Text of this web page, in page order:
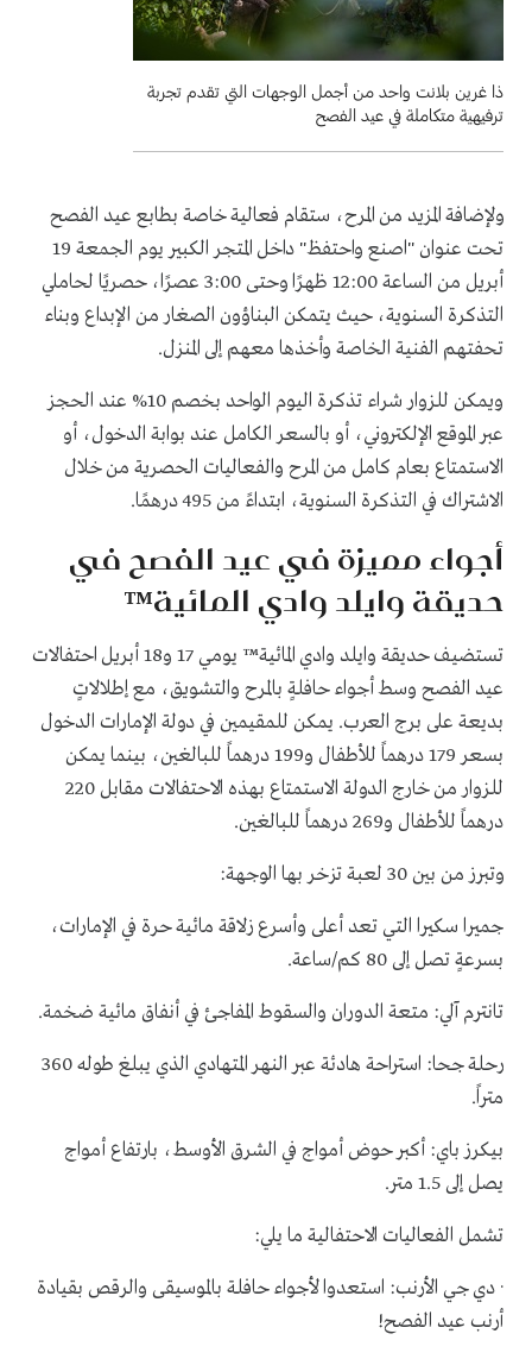
ذا غرين بلانت واحد من أجمل الوجهات التي تقدم تجربة
ترفيهية متكاملة في عيد الفصح
ولإضافة المزيد من المرح، ستقام فعالية خاصة بطابع عيد الفصح
تحت عنوان "اصنع واحتفظ" داخل المتجر الكبير يوم الجمعة 19
أبريل من الساعة 12:00 ظهرًا وحتى 3:00 عصرًا، حصريًا لحاملي
التذكرة السنوية، حيث يتمكن البناؤون الصغار من الإبداع وبناء
تحفتهم الفنية الخاصة وأخذها معهم إلى المنزل.
ويمكن للزوار شراء تذكرة اليوم الواحد بخصم 10% عند الحجز
عبر الموقع الإلكتروني، أو بالسعر الكامل عند بوابة الدخول، أو
الاستمتاع بعام كامل من المرح والفعاليات الحصرية من خلال
الاشتراك في التذكرة السنوية، ابتداءً من 495 درهمًا.
أجواء مميزة في عيد الفصح في
حديقة وايلد وادي المائية™
تستضيف حديقة وايلد وادي المائية™ يومي 17 و18 أبريل احتفالات
عيد الفصح وسط أجواء حافلةٍ بالمرح والتشويق، مع إطلالاتٍ
بديعة على برج العرب. يمكن للمقيمين في دولة الإمارات الدخول
بسعر 179 درهماً للأطفال و199 درهماً للبالغين، بينما يمكن
للزوار من خارج الدولة الاستمتاع بهذه الاحتفالات مقابل 220
درهماً للأطفال و269 درهماً للبالغين.
وتبرز من بين 30 لعبة تزخر بها الوجهة:
جميرا سكيرا التي تعد أعلى وأسرع زلاقة مائية حرة في الإمارات،
بسرعةٍ تصل إلى 80 كم/ساعة.
تانترم آلي: متعة الدوران والسقوط المفاجئ في أنفاق مائية ضخمة.
رحلة جحا: استراحة هادئة عبر النهر المتهادي الذي يبلغ طوله 360
متراً.
بيكرز باي: أكبر حوض أمواج في الشرق الأوسط، بارتفاع أمواج
يصل إلى 1.5 متر.
تشمل الفعاليات الاحتفالية ما يلي:
· دي جي الأرنب: استعدوا لأجواء حافلة بالموسيقى والرقص بقيادة
أرنب عيد الفصح!